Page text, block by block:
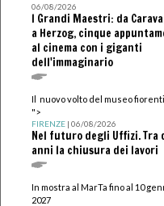
06/08/2026
I Grandi Maestri: da
a Herzog, cinque
al cinema con i giganti
dell'immaginario
Il nuovo volto del museo
">
FIRENZE| 06/08/2026
Nel futuro degli Uffizi. Tra
anni la chiusura dei lavori
In mostra al MarTa fino al 10
2027